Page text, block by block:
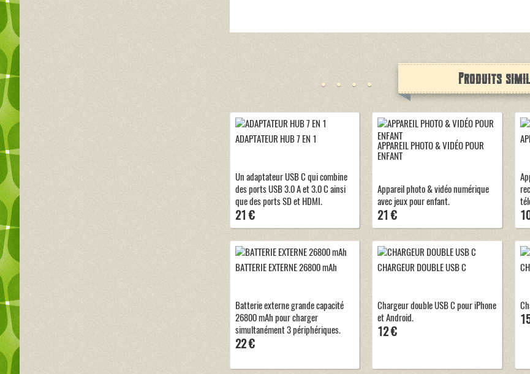
Produits
ADAPTATEUR HUB 7 EN 1
Un adaptateur USB C qui combine
des ports USB 3.0 A et 3.0 C ainsi
que des ports SD et HDMI.
21 €
APPAREIL PHOTO & VIDÉO POUR
ENFANT
Appareil photo & vidéo numérique
avec jeux pour enfant.
21 €
BATTERIE EXTERNE 26800 mAh
Batterie externe grande capacité
26800 mAh pour charger
simultanément 3 périphériques.
22 €
CHARGEUR DOUBLE USB C
Chargeur double USB C pour iPhone
et Android.
12 €